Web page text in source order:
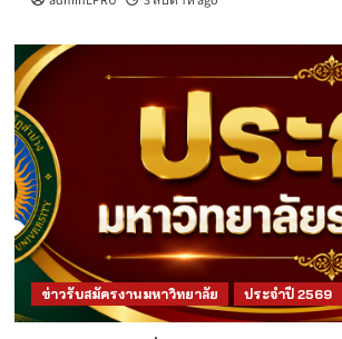
ข่าวรับสมัครงานมหาวิทยาลัย ประจำปี 2569